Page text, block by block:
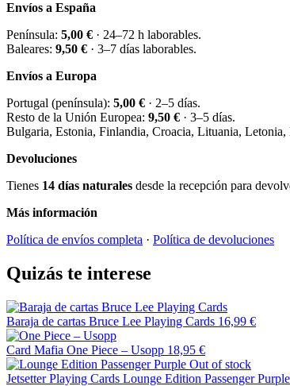
Envíos a España
Península: 5,00 € · 24–72 h laborables.
Baleares: 9,50 € · 3–7 días laborables.
Envíos a Europa
Portugal (península): 5,00 € · 2–5 días.
Resto de la Unión Europea: 9,50 € · 3–5 días.
Bulgaria, Estonia, Finlandia, Croacia, Lituania, Letonia,
Devoluciones
Tienes 14 días naturales desde la recepción para
Más información
Política de envíos completa · Política de devoluciones
Quizás te interese
Baraja de cartas Bruce Lee Playing Cards 16,99 €
Card Mafia One Piece – Usopp 18,95 €
Out of stock
Jetsetter Playing Cards Lounge Edition Passenger Purple